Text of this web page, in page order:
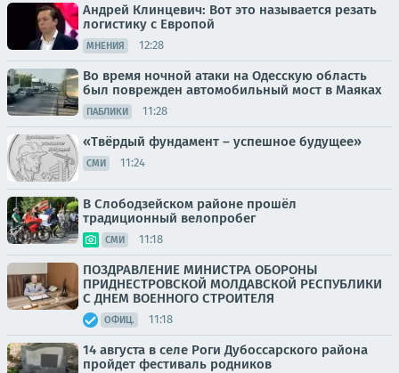
Андрей Клинцевич: Вот это называется резать
логистику с Европой
МНЕНИЯ 12:28
Во время ночной атаки на Одесскую область
был поврежден автомобильный мост в Маяках
ПАБЛИКИ 11:28
«Твёрдый фундамент – успешное будущее»
СМИ 11:24
В Слободзейском районе прошёл
традиционный велопробег
СМИ 11:18
ПОЗДРАВЛЕНИЕ МИНИСТРА ОБОРОНЫ
ПРИДНЕСТРОВСКОЙ МОЛДАВСКОЙ РЕСПУБЛИКИ
С ДНЕМ ВОЕННОГО СТРОИТЕЛЯ
ОФИЦ. 11:18
14 августа в селе Роги Дубоссарского района
пройдет фестиваль родников